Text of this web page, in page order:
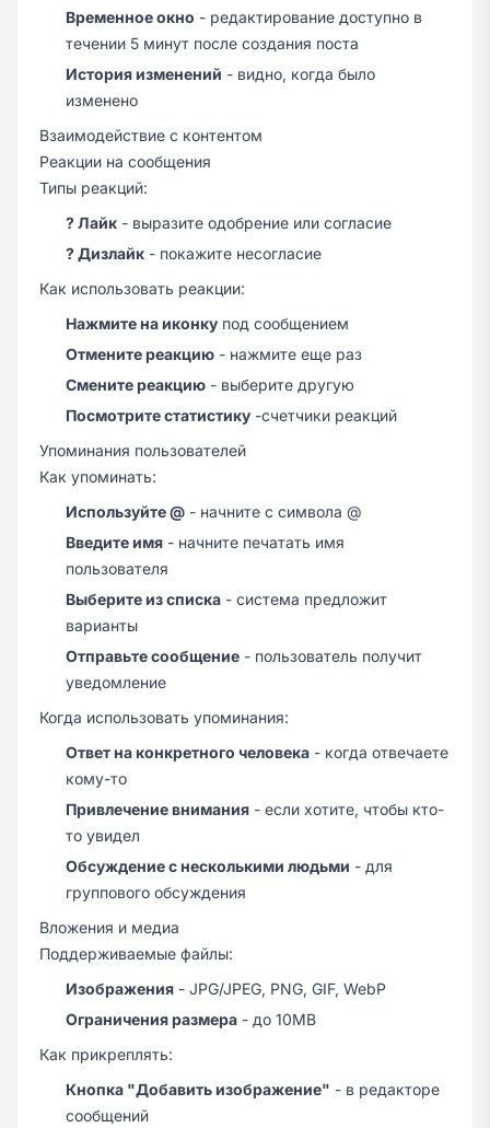
Временное окно - редактирование доступно в
течении 5 минут после создания поста
История изменений - видно, когда было
изменено
Взаимодействие с контентом
Реакции на сообщения
Типы реакций:
? Лайк - выразите одобрение или согласие
? Дизлайк - покажите несогласие
Как использовать реакции:
Нажмите на иконку под сообщением
Отмените реакцию - нажмите еще раз
Смените реакцию - выберите другую
Посмотрите статистику -счетчики реакций
Упоминания пользователей
Как упоминать:
Используйте @ - начните с символа @
Введите имя - начните печатать имя
пользователя
Выберите из списка - система предложит
варианты
Отправьте сообщение - пользователь получит
уведомление
Когда использовать упоминания:
Ответ на конкретного человека - когда отвечаете
кому-то
Привлечение внимания - если хотите, чтобы кто-
то увидел
Обсуждение с несколькими людьми - для
группового обсуждения
Вложения и медиа
Поддерживаемые файлы:
Изображения - JPG/JPEG, PNG, GIF, WebP
Ограничения размера - до 10MB
Как прикреплять:
Кнопка "Добавить изображение" - в редакторе
сообщений